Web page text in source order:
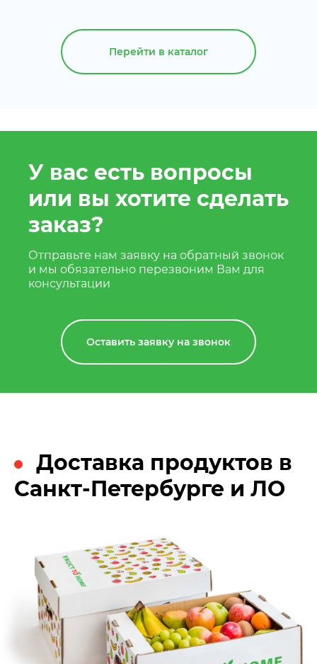
Перейти в каталог
У вас есть вопросы
или вы хотите сделать
заказ?
Отправьте нам заявку на обратный звонок
и мы обязательно перезвоним Вам для
консультации
Оставить заявку на звонок
Доставка продуктов в
Санкт-Петербурге и ЛО